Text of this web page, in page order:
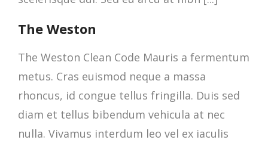
The Weston
The Weston Clean Code Mauris a fermentum
metus. Cras euismod neque a massa
rhoncus, id congue tellus fringilla. Duis sed
diam et tellus bibendum vehicula at nec
nulla. Vivamus interdum leo vel ex iaculis